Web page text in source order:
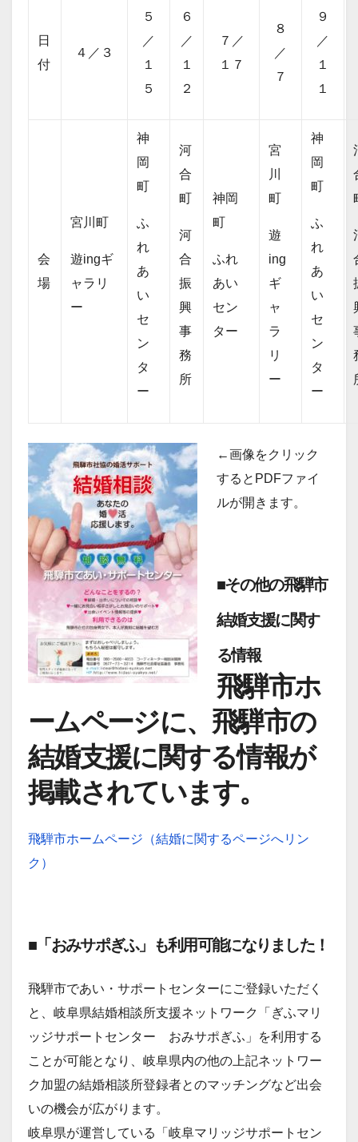
日
付
４／３
５
／
１
５
６
／
１
２
７／
１７
８
／
７
９
／
１
１
会
場
宮川町
遊ingギ
ャラリ
ー
神
岡
町
ふ
れ
あ
い
セ
ン
タ
ー
河
合
町
河
合
振
興
事
務
所
神岡
町
ふれ
あい
セン
ター
宮
川
町
遊
ing
ギ
ャ
ラ
リ
ー
神
岡
町
ふ
れ
あ
い
セ
ン
タ
ー
←画像をクリック
するとPDFファイ
ルが開きます。
■その他の飛騨市
結婚支援に関す
る情報
飛騨市ホ
ームページに、飛騨市の
結婚支援に関する情報が
掲載されています。
飛騨市ホームページ（結婚に関するページへリン
ク）
■「おみサポぎふ」も利用可能になりました！
飛騨市であい・サポートセンターにご登録いただく
と、岐阜県結婚相談所支援ネットワーク「ぎふマリ
ッジサポートセンター おみサポぎふ」を利用する
ことが可能となり、岐阜県内の他の上記ネットワー
ク加盟の結婚相談所登録者とのマッチングなど出会
いの機会が広がります。
岐阜県が運営している「岐阜マリッジサポートセン